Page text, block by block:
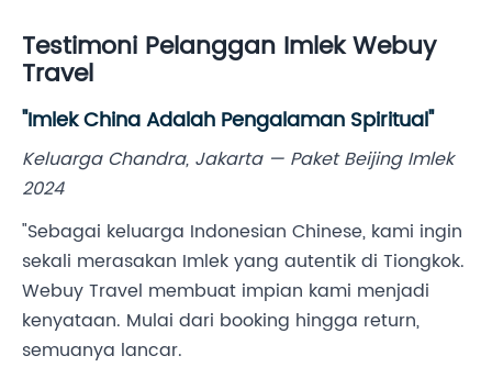
Testimoni Pelanggan Imlek Webuy
Travel
"Imlek China Adalah Pengalaman Spiritual"
Keluarga Chandra, Jakarta — Paket Beijing Imlek
2024
"Sebagai keluarga Indonesian Chinese, kami ingin
sekali merasakan Imlek yang autentik di Tiongkok.
Webuy Travel membuat impian kami menjadi
kenyataan. Mulai dari booking hingga return,
semuanya lancar.